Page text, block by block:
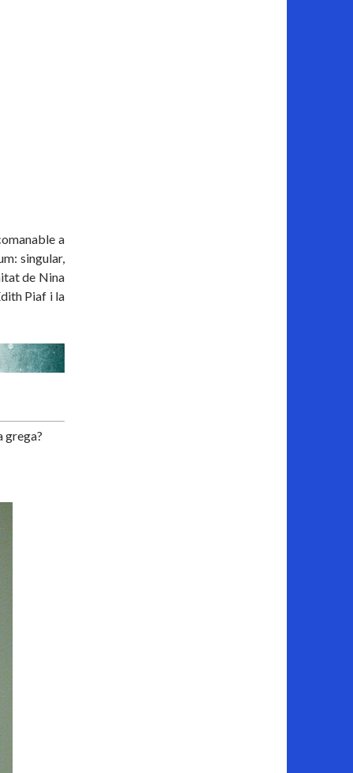
a
singular,
de Nina
Piaf i la
grega?